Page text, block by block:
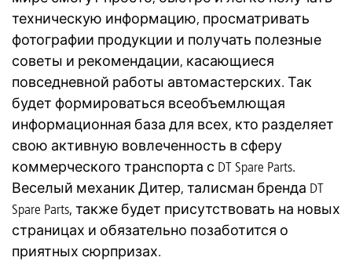
техническую информацию, просматривать
фотографии продукции и получать полезные
советы и рекомендации, касающиеся
повседневной работы автомастерских. Так
будет формироваться всеобъемлющая
информационная база для всех, кто разделяет
свою активную вовлеченность в сферу
коммерческого транспорта с DT Spare Parts.
Веселый механик Дитер, талисман бренда DT
Spare Parts, также будет присутствовать на новых
страницах и обязательно позаботится о
приятных сюрпризах.